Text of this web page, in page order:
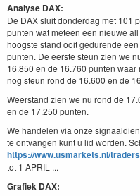
Analyse DAX:
De DAX sluit donderdag met 101
punten wat meteen een nieuwe
hoogste stand ooit gedurende
punten. De eerste steun zien we
16.850 en de 16.760 punten
nog steun rond de 16.600 en de
Weerstand zien we nu rond de
en de 17.250 punten.
We handelen via onze
te ontvangen kunt u lid worden.
https://www.usmarkets.nl/
tot 1 APRIL ...
Grafiek DAX: